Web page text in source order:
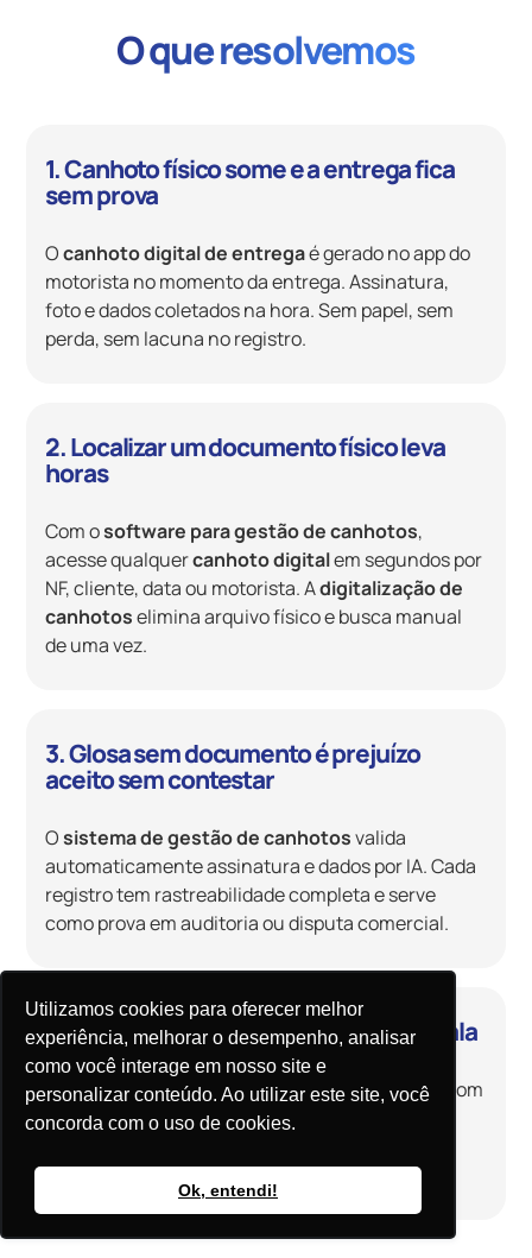
Utilizamos cookies para oferecer melhor
experiência, melhorar o desempenho, analisar
como você interage em nosso site e
personalizar conteúdo. Ao utilizar este site, você
concorda com o uso de cookies.
Ok, entendi!
O que resolvemos
1. Canhoto físico some e a entrega fica
sem prova
Ocanhoto digital de entregaé gerado no app do
motorista no momento da entrega. Assinatura,
foto e dados coletados na hora. Sem papel, sem
perda, sem lacuna no registro.
2. Localizar um documento físico leva
horas
Com osoftware para gestão de canhotos,
acesse qualquercanhoto digitalem segundos por
NF, cliente, data ou motorista. Adigitalização de
canhotoselimina arquivo físico e busca manual
de uma vez.
3. Glosa sem documento é prejuízo
aceito sem contestar
Osistema de gestão de canhotosvalida
automaticamente assinatura e dados por IA. Cada
registro tem rastreabilidade completa e serve
como prova em auditoria ou disputa comercial.
4. Gestão de canhoto manual não escala
Agestão de canhotos da Mobiis cresce junto com
a operação. Quanto mais entregas, mais a
diferença no tempo e no custo operacional.